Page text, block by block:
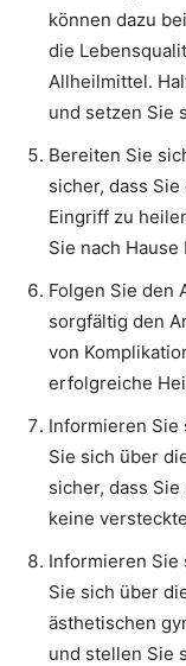
können dazu
die
Allheilmittel.
und setzen Sie
Bereiten Sie
sicher, dass
Eingriff zu
Sie nach
Folgen Sie den
sorgfältig den
von
erfolgreiche
Informieren Sie
Sie sich über
sicher, dass
keine
Informieren Sie
Sie sich über
ästhetischen
und stellen Sie